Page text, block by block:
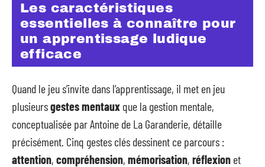
Les caractéristiques
essentielles à connaître pour
un apprentissage ludique
efficace
Quand le jeu s’invite dans l’apprentissage, il met en jeu
plusieursgestes mentaux que la gestion mentale,
conceptualisée par Antoine de La Garanderie, détaille
précisément. Cinq gestes clés dessinent ce parcours :
attention, compréhension, mémorisation, réflexion et